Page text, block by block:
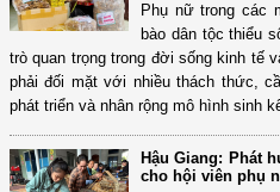
Phụ nữ trong các
bào dân tộc thiểu
trò quan trọng trong đời sống kinh tế
phải đối mặt với nhiều thách thức,
phát triển và nhân rộng mô hình sinh
Hậu Giang: Phát
cho hội viên phụ